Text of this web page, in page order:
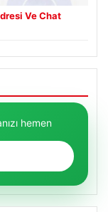
Ve Chat
hemen